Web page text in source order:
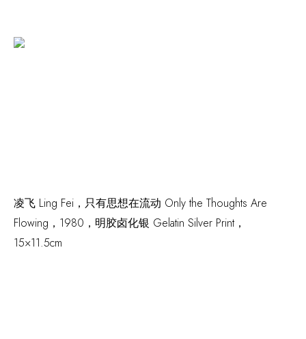
凌飞 Ling Fei， 只有思想在流动 Only the Thoughts Are
Flowing ，1980，明胶卤化银 Gelatin Silver Print，
15×11.5cm